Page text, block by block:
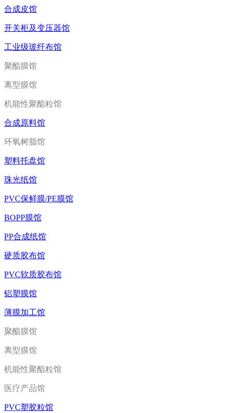
合成皮馆
开关柜及变压器馆
工业级玻纤布馆
聚酯膜馆
离型膜馆
机能性聚酯粒馆
合成原料馆
环氧树脂馆
塑料托盘馆
珠光纸馆
PVC保鲜膜/PE膜馆
BOPP膜馆
PP合成纸馆
硬质胶布馆
PVC软质胶布馆
铝塑膜馆
薄膜加工馆
聚酯膜馆
离型膜馆
机能性聚酯粒馆
医疗产品馆
PVC塑胶粒馆